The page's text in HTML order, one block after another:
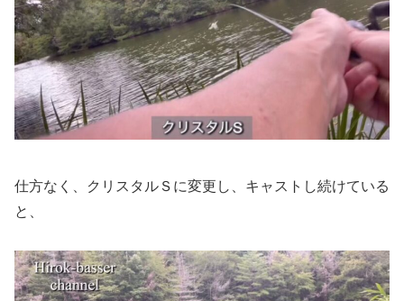
仕方なく、クリスタルＳに変更し、キャストし続けている
と、